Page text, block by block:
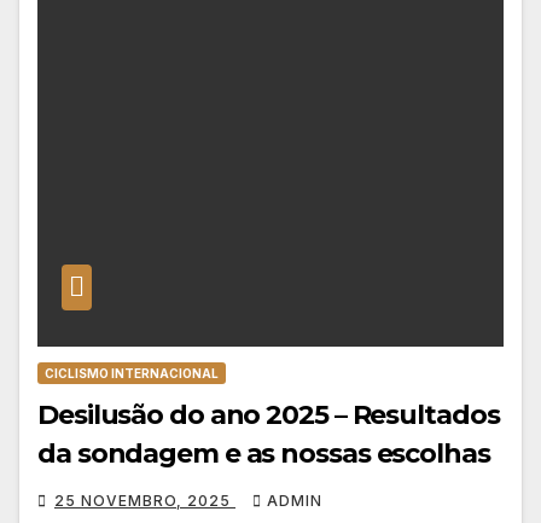
CICLISMO INTERNACIONAL
Desilusão do ano 2025 – Resultados
da sondagem e as nossas escolhas
25 NOVEMBRO, 2025 ADMIN